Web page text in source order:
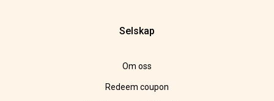
Selskap
Om oss
Redeem coupon